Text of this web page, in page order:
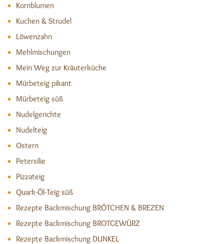
Kornblumen
Kuchen & Strudel
Löwenzahn
Mehlmischungen
Mein Weg zur Kräuterküche
Mürbeteig pikant
Mürbeteig süß
Nudelgerichte
Nudelteig
Ostern
Petersilie
Pizzateig
Quark-Öl-Teig süß
Rezepte Backmischung BRÖTCHEN & BREZEN
Rezepte Backmischung BROTGEWÜRZ
Rezepte Backmischung DUNKEL